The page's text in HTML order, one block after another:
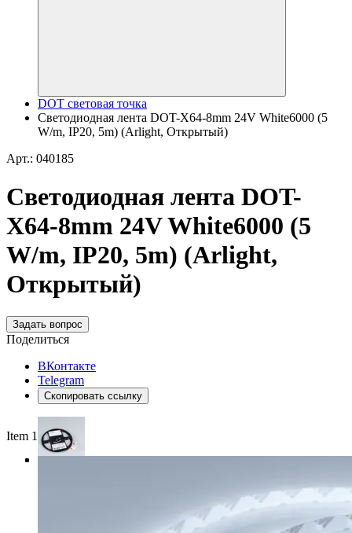
DOT световая точка
Светодиодная лента DOT-X64-8mm 24V White6000 (5
W/m, IP20, 5m) (Arlight, Открытый)
Арт.: 040185
Светодиодная лента DOT-
X64-8mm 24V White6000 (5
W/m, IP20, 5m) (Arlight,
Открытый)
Задать вопрос
Поделиться
ВКонтакте
Telegram
Скопировать ссылку
Item 1 of 3